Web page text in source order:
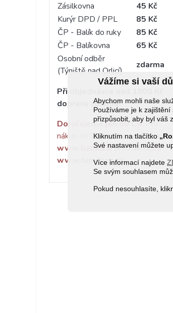
Vážíme si vaší
Abychom mohli naše
Používáme je k
přizpůsobit, aby byl váš
Kliknutím na tlačítko
Své nastavení můžete
Více informací najdete
Se svým souhlasem
Pokud nesouhlasíte,
Zásilkovna
45 Kč
Kurýr DPD / PPL
85 Kč
ČP - Balík do ruky
85 Kč
ČP - Balíkovna
65 Kč
Osobní odběr
(Týniště nad Orlicí)
zdarma
Při objednávce nad 1000 Kč
doprava zdarma!
Doručujeme jen do ČR. Pro
nákup na Slovensko navštivte
www.babickarstvo.sknebo
www.familium.sk